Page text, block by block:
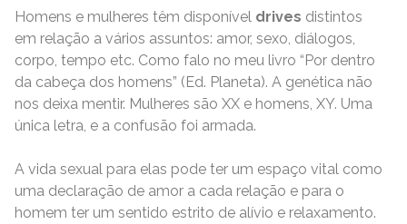
Homens e mulheres têm disponível drives distintos
em relação a vários assuntos: amor, sexo, diálogos,
corpo, tempo etc. Como falo no meu livro “Por dentro
da cabeça dos homens” (Ed. Planeta). A genética não
nos deixa mentir. Mulheres são XX e homens, XY. Uma
única letra, e a confusão foi armada.
A vida sexual para elas pode ter um espaço vital como
uma declaração de amor a cada relação e para o
homem ter um sentido estrito de alívio e relaxamento.